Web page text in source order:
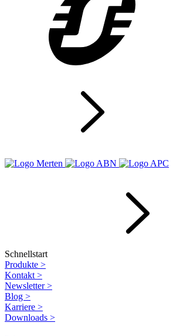
Schnellstart
Produkte >
Kontakt >
Newsletter>
Blog >
Karriere >
Downloads >